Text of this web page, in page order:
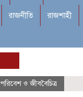
রাজনীতি রাজশাহী
পরিবেশ ও জীববৈচিত্র